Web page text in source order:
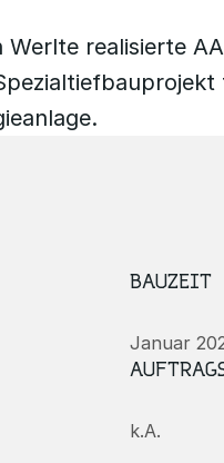
Werlte realisierte
BAUZEIT
Januar
k.A.